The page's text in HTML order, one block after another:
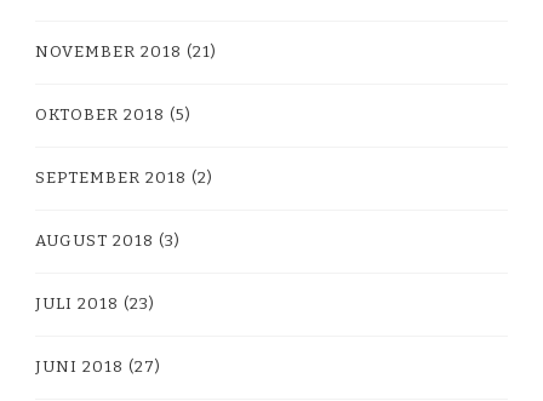
NOVEMBER 2018 (21)
OKTOBER 2018 (5)
SEPTEMBER 2018 (2)
AUGUST 2018 (3)
JULI 2018 (23)
JUNI 2018 (27)